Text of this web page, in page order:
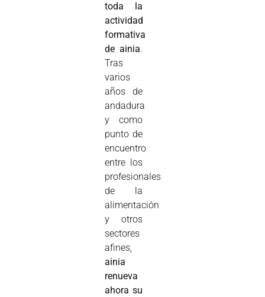
toda la
actividad
formativa
de ainia.
Tras
varios
años de
andadura
y como
punto de
encuentro
entre los
profesionales
de la
alimentación
y otros
sectores
afines,
ainia
renueva
ahora su